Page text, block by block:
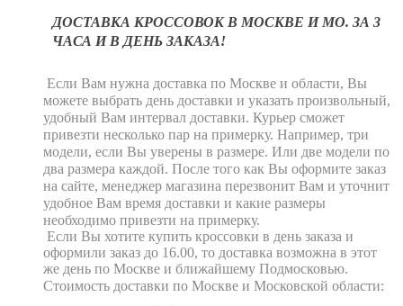
ДОСТАВКА КРОССОВОК В МОСКВЕ И МО. ЗА 3
ЧАСА И В ДЕНЬ ЗАКАЗА!
Если Вам нужна доставка по Москве и области, Вы
можете выбрать день доставки и указать произвольный,
удобный Вам интервал доставки. Курьер сможет
привезти несколько пар на примерку. Например, три
модели, если Вы уверены в размере. Или две модели по
два размера каждой. После того как Вы оформите заказ
на сайте, менеджер магазина перезвонит Вам и уточнит
удобное Вам время доставки и какие размеры
необходимо привезти на примерку.
Если Вы хотите купить кроссовки в день заказа и
оформили заказ до 16.00, то доставка возможна в этот
же день по Москве и ближайшему Подмосковью.
Стоимость доставки по Москве и Московской области: